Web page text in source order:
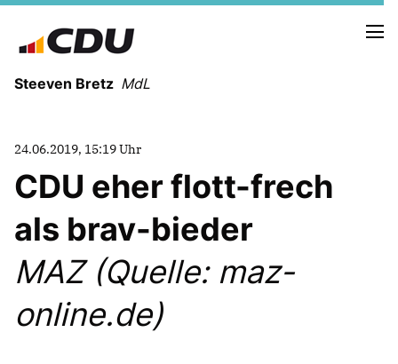
Steeven Bretz MdL
VITA
WAHLKREISBESUCHE
PRESSEFOTOS
MEIN BÜRGERBÜRO
24.06.2019, 15:19 Uhr
CDU eher flott-frech
als brav-bieder
MAZ (Quelle: maz-
online.de)